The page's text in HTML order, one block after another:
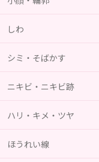
しわ
シミ・そばかす
ニキビ・ニキビ跡
ハリ・キメ・ツヤ
ほうれい線